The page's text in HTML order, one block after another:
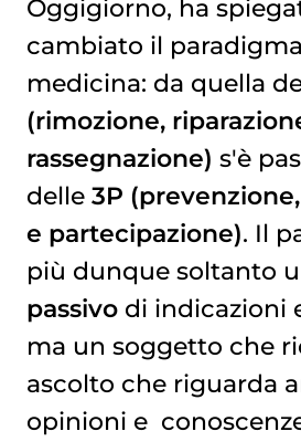
Oggigiorno, ha
cambiato il
medicina: da quella
(rimozione,
rassegnazione) s'è
delle3P
e partecipazione). Il
più dunque soltanto
passivodi indicazioni
ma un soggetto che
ascolto che riguarda
opinioni e